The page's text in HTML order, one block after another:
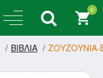
0
ΒΙΒΛΙΑ ΖΟΥΖΟΥΝΙΑ-